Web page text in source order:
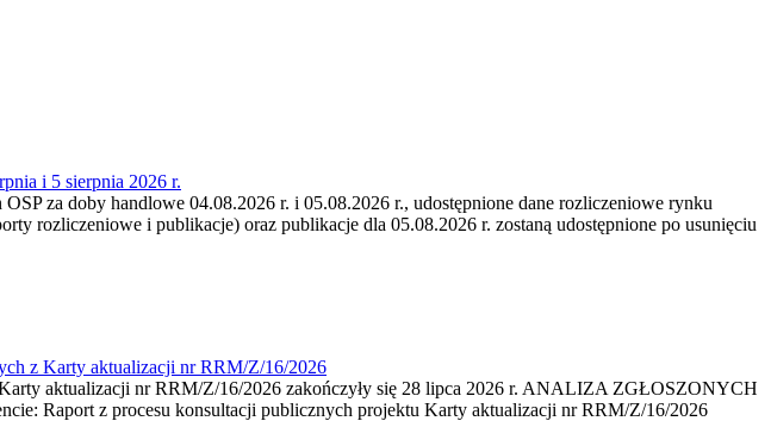
i 5 sierpnia 2026 r.
za doby handlowe 04.08.2026 r. i 05.08.2026 r., udostępnione dane rozliczeniowe rynku
rozliczeniowe i publikacje) oraz publikacje dla 05.08.2026 r. zostaną udostępnione po usunięciu
z Karty aktualizacji nr RRM/Z/16/2026
aktualizacji nr RRM/Z/16/2026 zakończyły się 28 lipca 2026 r. ANALIZA ZGŁOSZONYCH
Raport z procesu konsultacji publicznych projektu Karty aktualizacji nr RRM/Z/16/2026